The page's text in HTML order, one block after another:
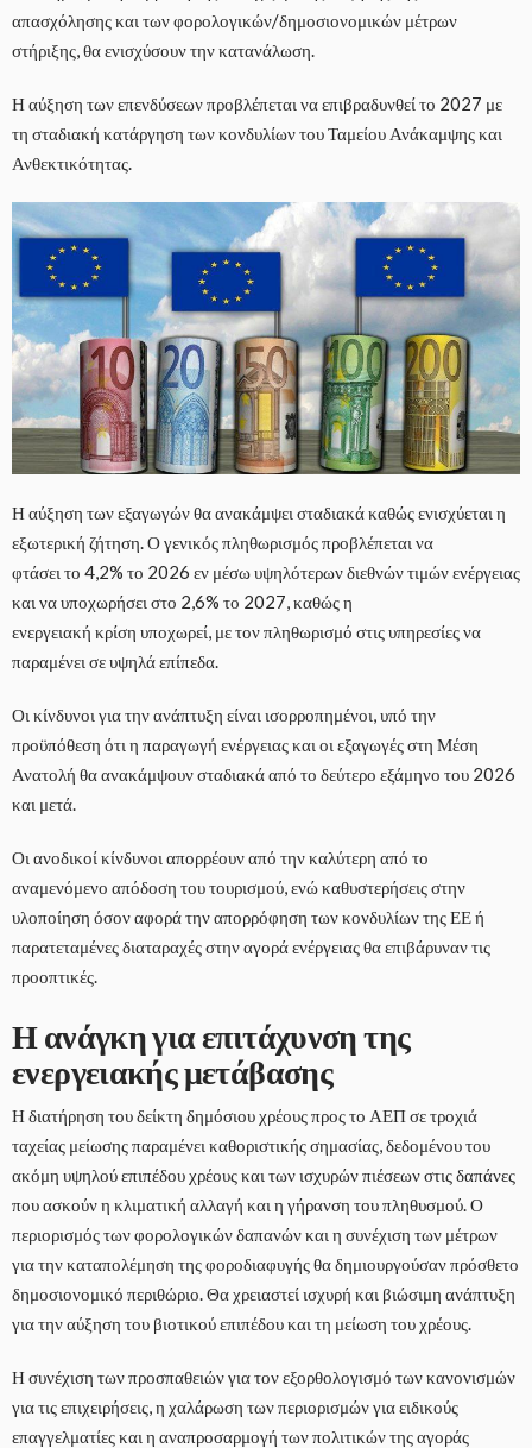
απασχόλησης και των φορολογικών/δημοσιονομικών μέτρων
στήριξης, θα ενισχύσουν την κατανάλωση.
Η αύξηση των επενδύσεων προβλέπεται να επιβραδυνθεί το 2027 με
τη σταδιακή κατάργηση των κονδυλίων του Ταμείου Ανάκαμψης και
Ανθεκτικότητας.
Η αύξηση των εξαγωγών θα ανακάμψει σταδιακά καθώς ενισχύεται η
εξωτερική ζήτηση. Ο γενικός πληθωρισμός προβλέπεται να
φτάσει το 4,2% το 2026 εν μέσω υψηλότερων διεθνών τιμών ενέργειας
και να υποχωρήσει στο 2,6% το 2027, καθώς η
ενεργειακή κρίση υποχωρεί, με τον πληθωρισμό στις υπηρεσίες να
παραμένει σε υψηλά επίπεδα.
Οι κίνδυνοι για την ανάπτυξη είναι ισορροπημένοι, υπό την
προϋπόθεση ότι η παραγωγή ενέργειας και οι εξαγωγές στη Μέση
Ανατολή θα ανακάμψουν σταδιακά από το δεύτερο εξάμηνο του 2026
και μετά.
Οι ανοδικοί κίνδυνοι απορρέουν από την καλύτερη από το
αναμενόμενο απόδοση του τουρισμού, ενώ καθυστερήσεις στην
υλοποίηση όσον αφορά την απορρόφηση των κονδυλίων της ΕΕ ή
παρατεταμένες διαταραχές στην αγορά ενέργειας θα επιβάρυναν τις
προοπτικές.
Η ανάγκη για επιτάχυνση της
ενεργειακής μετάβασης
Η διατήρηση του δείκτη δημόσιου χρέους προς το ΑΕΠ σε τροχιά
ταχείας μείωσης παραμένει καθοριστικής σημασίας, δεδομένου του
ακόμη υψηλού επιπέδου χρέους και των ισχυρών πιέσεων στις δαπάνες
που ασκούν η κλιματική αλλαγή και η γήρανση του πληθυσμού. Ο
περιορισμός των φορολογικών δαπανών και η συνέχιση των μέτρων
για την καταπολέμηση της φοροδιαφυγής θα δημιουργούσαν πρόσθετο
δημοσιονομικό περιθώριο. Θα χρειαστεί ισχυρή και βιώσιμη ανάπτυξη
για την αύξηση του βιοτικού επιπέδου και τη μείωση του χρέους.
Η συνέχιση των προσπαθειών για τον εξορθολογισμό των κανονισμών
για τις επιχειρήσεις, η χαλάρωση των περιορισμών για ειδικούς
επαγγελματίες και η αναπροσαρμογή των πολιτικών της αγοράς